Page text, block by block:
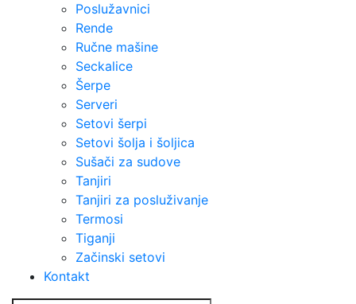
Poslužavnici
Rende
Ručne mašine
Seckalice
Šerpe
Serveri
Setovi šerpi
Setovi šolja i šoljica
Sušači za sudove
Tanjiri
Tanjiri za posluživanje
Termosi
Tiganji
Začinski setovi
Kontakt